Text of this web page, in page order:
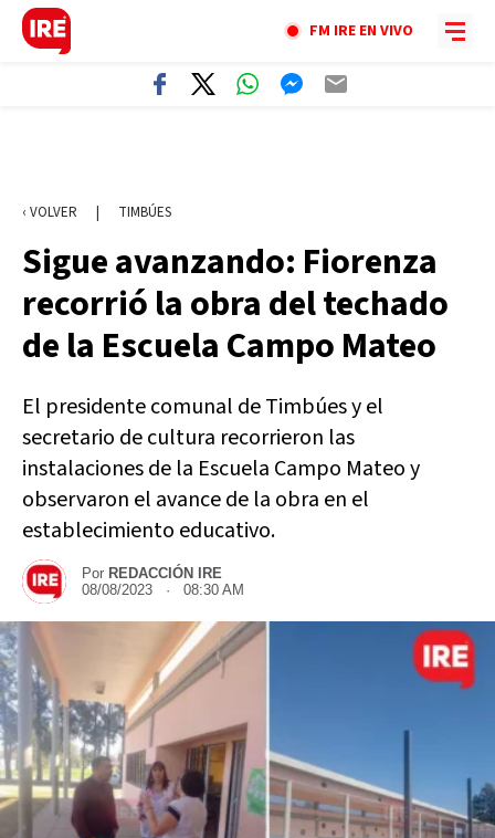
FM IRE EN VIVO
‹ VOLVER | TIMBÚES
Sigue avanzando: Fiorenza
recorrió la obra del techado
de la Escuela Campo Mateo
El presidente comunal de Timbúes y el
secretario de cultura recorrieron las
instalaciones de la Escuela Campo Mateo y
observaron el avance de la obra en el
establecimiento educativo.
Por REDACCIÓN IRE
08/08/2023 · 08:30 AM